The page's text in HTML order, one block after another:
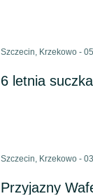
Szczecin, Krzekowo -
6 letnia
Szczecin, Krzekowo -
Przyjazny